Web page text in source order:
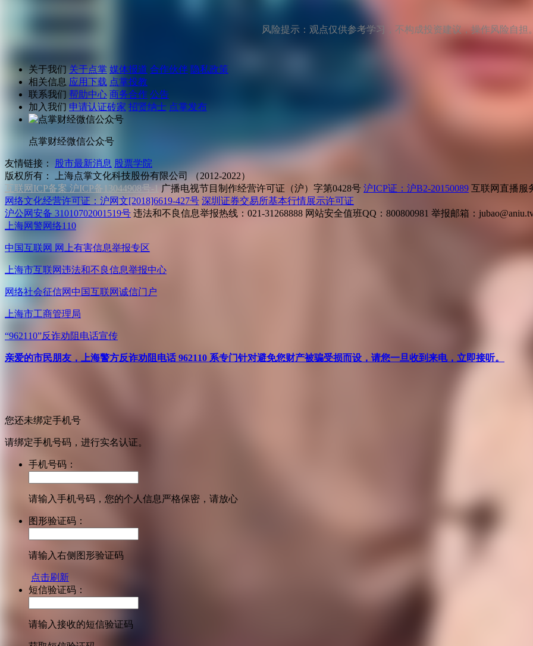
风险提示：观点仅供参考学习，不构成投资建议，操作风险自担
关于我们 关于点掌 媒体报道 合作伙伴 隐私政策
相关信息 应用下载 点掌投教
联系我们 帮助中心 商务合作 公告
加入我们 申请认证砖家 招贤纳士 点掌发布
点掌财经微信公众号
友情链接： 股市最新消息 股票学院
版权所有：
上海点掌文化科技股份有限公司 （2012-2022）
互联网ICP备案 沪ICP备13044908号-1 广播电视节目制作经营许可证（沪）字第0428号 沪ICP证：沪B2-20150089 互联网直播服
网络文化经营许可证：沪网文[2018]6619-427号 深圳证券交易所基本行情展示许可证
沪公网安备 31010702001519号 违法和不良信息举报热线：021-31268888 网站安全值班QQ：800800981 举报邮箱：
上海网警网络110
中国互联网 网上有害信息举报专区
上海市互联网违法和不良信息举报中心
网络社会征信网 中国互联网诚信门户
上海市工商管理局
“962110”反诈劝阻电话宣传
亲爱的市民朋友，上海警方反诈劝阻电话 962110 系专门针对避免您财产被骗受损而设，请您一旦收到来电，立即接听。
您还未绑定手机号
请绑定手机号码，进行实名认证。
手机号码：
请输入手机号码，您的个人信息严格保密，请放心
图形验证码：
请输入右侧图形验证码
点击刷新
短信验证码：
请输入接收的短信验证码